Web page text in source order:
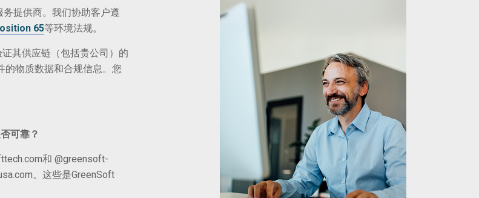
提供商。我们协助客户遵
65等环境法规。
其供应链（包括贵公司）的
的物质数据和合规信息。您
可靠？
和 @greensoft-
。这些是GreenSoft